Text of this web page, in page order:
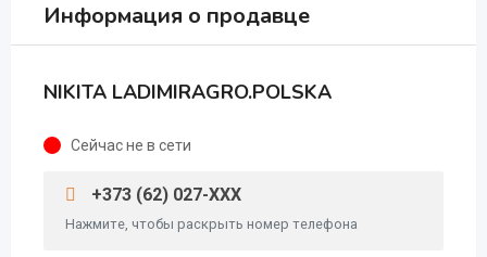
Информация о продавце
NIKITA LADIMIRAGRO.POLSKA
Сейчас не в сети
+373 (62) 027-XXX
Нажмите, чтобы раскрыть номер телефона